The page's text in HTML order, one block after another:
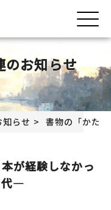
のお知らせ
らせ 書物の「かた
が経験しなかっ
代―